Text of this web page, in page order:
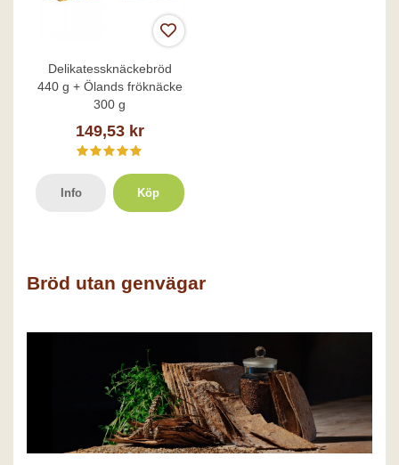
Delikatessknäckebröd
440 g + Ölands fröknäcke
300 g
149,53 kr
Info Köp
Bröd utan genvägar